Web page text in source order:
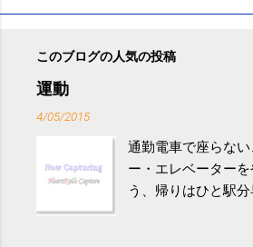
このブログの人気の投稿
運動
4/05/2015
通勤電車で座らな
ー・エレベーター
う、帰りはひと駅分
やすい。 スポーツ